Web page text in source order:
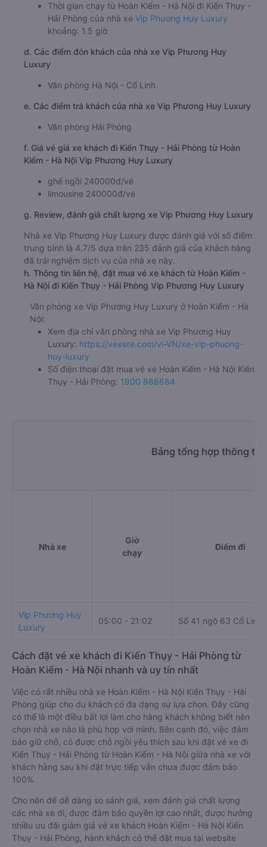
Thời gian chạy từ Hoàn Kiếm - Hà Nội đi Kiến Thụy -
Hải Phòng của nhà xe Vip Phương Huy Luxury
khoảng: 1.5 giờ
d. Các điểm đón khách của nhà xe Vip Phương Huy
Luxury
Văn phòng Hà Nội - Cổ Linh
e. Các điểm trả khách của nhà xe Vip Phương Huy Luxury
Văn phòng Hải Phòng
f. Giá vé giá xe khách đi Kiến Thụy - Hải Phòng từ Hoàn
Kiếm - Hà Nội Vip Phương Huy Luxury
ghế ngồi 240000đ/vé
limousine 240000đ/vé
g. Review, đánh giá chất lượng xe Vip Phương Huy Luxury
Nhà xe Vip Phương Huy Luxury được đánh giá với số điểm
trung bình là 4.7/5 dựa trên 235 đánh giá của khách hàng
đã trải nghiệm dịch vụ của nhà xe này.
h. Thông tin liên hệ, đặt mua vé xe khách từ Hoàn Kiếm -
Hà Nội đi Kiến Thụy - Hải Phòng Vip Phương Huy Luxury
Văn phòng xe Vip Phương Huy Luxury ở Hoàn Kiếm - Hà
Nội:
Xem địa chỉ văn phòng nhà xe Vip Phương Huy
Luxury: https://vexere.com/vi-VN/xe-vip-phuong-
huy-luxury
Số điện thoại đặt mua vé xe Hoàn Kiếm - Hà Nội Kiến
Thụy - Hải Phòng: 1900 888684
Bảng tổng hợp thông tin
Nhà xe
Giờ
chạy
Điểm đi
Vip Phương Huy
Luxury
05:00 - 21:02 Số 41 ngõ 63 Cổ Linh
Cách đặt vé xe khách đi Kiến Thụy - Hải Phòng từ
Hoàn Kiếm - Hà Nội nhanh và uy tín nhất
Việc có rất nhiều nhà xe Hoàn Kiếm - Hà Nội Kiến Thụy - Hải
Phòng giúp cho du khách có đa dạng sự lựa chọn. Đây cũng
có thể là một điều bất lợi làm cho hàng khách không biết nên
chọn nhà xe nào là phù hợp với mình. Bên cạnh đó, việc đảm
bảo giữ chỗ, có được chỗ ngồi yêu thích sau khi đặt vé xe đi
Kiến Thụy - Hải Phòng từ Hoàn Kiếm - Hà Nội giữa nhà xe với
khách hàng sau khi đặt trực tiếp vẫn chưa được đảm bảo
100%.
Cho nên để dễ dàng so sánh giá, xem đánh giá chất lượng
các nhà xe đi, được đảm bảo quyền lợi cao nhất, được hưởng
nhiều ưu đãi giảm giá vé xe khách Hoàn Kiếm - Hà Nội Kiến
Thụy - Hải Phòng, hành khách có thể đặt mua tại website